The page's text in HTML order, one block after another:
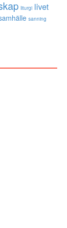
liturgi livet
sanning